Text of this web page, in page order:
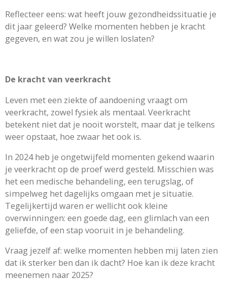
Reflecteer eens: wat heeft jouw gezondheidssituatie je
dit jaar geleerd? Welke momenten hebben je kracht
gegeven, en wat zou je willen loslaten?
De kracht van veerkracht
Leven met een ziekte of aandoening vraagt om
veerkracht, zowel fysiek als mentaal. Veerkracht
betekent niet dat je nooit worstelt, maar dat je telkens
weer opstaat, hoe zwaar het ook is.
In 2024 heb je ongetwijfeld momenten gekend waarin
je veerkracht op de proef werd gesteld. Misschien was
het een medische behandeling, een terugslag, of
simpelweg het dagelijks omgaan met je situatie.
Tegelijkertijd waren er wellicht ook kleine
overwinningen: een goede dag, een glimlach van een
geliefde, of een stap vooruit in je behandeling.
Vraag jezelf af: welke momenten hebben mij laten zien
dat ik sterker ben dan ik dacht? Hoe kan ik deze kracht
meenemen naar 2025?